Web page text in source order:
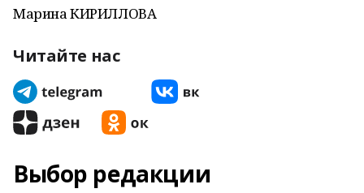
Марина КИРИЛЛОВА
Читайте нас
Выбор редакции